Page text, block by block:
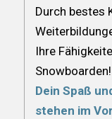
Durch bestes
Ihre
Snowboarden!
Dein Spaß
stehen im